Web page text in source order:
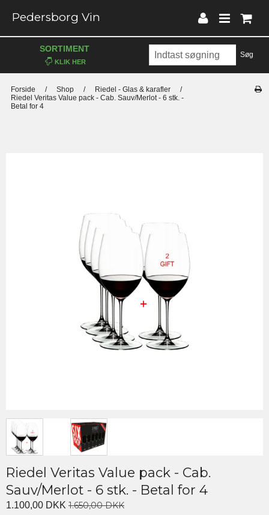
Pedersborg Vin
Søg
SORTIMENT
Forside / Shop / Riedel - Glas & karafler
/
Riedel Veritas Value pack - Cab. Sauv/Merlot - 6 stk. -
Betal for 4
Riedel Veritas Value pack - Cab.
Sauv/Merlot - 6 stk. - Betal for 4
1.100,00 DKK 1.650,00 DKK